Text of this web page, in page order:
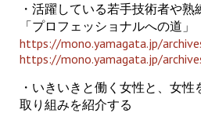
・活躍している若手技術者や熟
「プロフェッショナルへの道」
https://mono.yamagata.jp/
https://mono.yamagata.jp/
・いきいきと働く女性と、女
取り組みを紹介する